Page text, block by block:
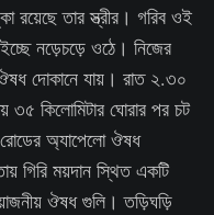
তার স্ত্রীর। গরিব ওই
নড়েচড়ে ওঠে। নিজের
দোকানে যায়। রাত ২.৩০
৩৫ কিলোমিটার ঘোরার পর চট
রোডের অ্যাপেলো ঔষধ
গিরি ময়দান স্থিত একটি
ঔষধ গুলি। তড়িঘড়ি